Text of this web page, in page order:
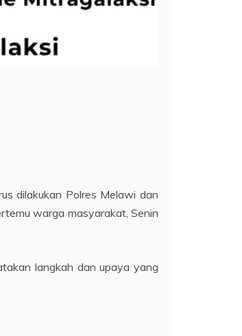
dilakukan Polres Melawi dan
warga masyarakat, Senin
langkah dan upaya yang